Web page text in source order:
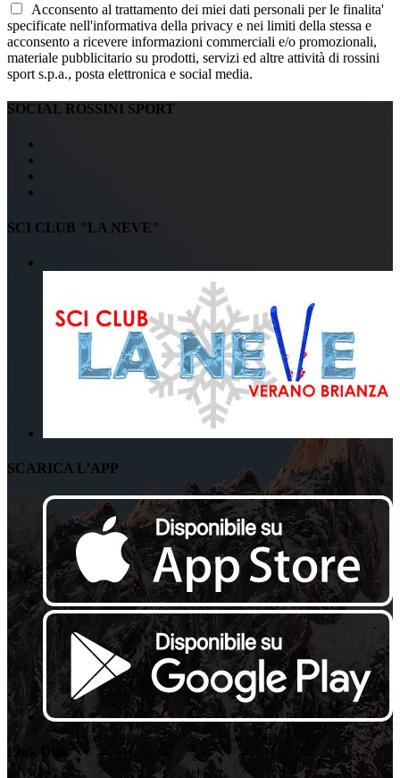
Acconsento al trattamento dei miei dati personali per le finalita'
specificate nell'informativa della privacy e nei limiti della stessa e
acconsento a ricevere informazioni commerciali e/o promozionali,
materiale pubblicitario su prodotti, servizi ed altre attività di rossini
sport s.p.a., posta elettronica e social media.
SOCIAL ROSSINI SPORT
SCI CLUB "LA NEVE"
SCARICA L’APP
Link Utili